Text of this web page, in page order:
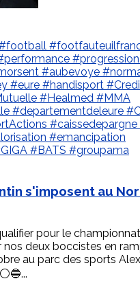
#progression
#aubevoye
#eure #handisport
#Healmed #MMA
#departementdeleure
#caissedepargne
#emancipation
#BATS #groupama
s'imposent au
pour le
deux boccistes en
au parc des sports